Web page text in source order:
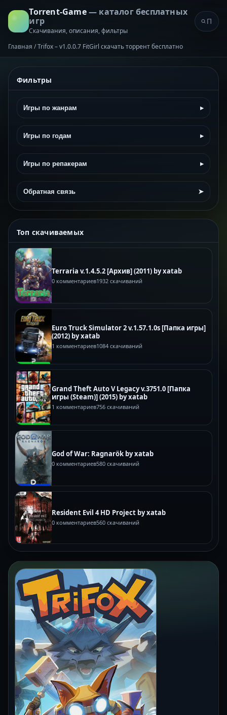
Torrent-Game— каталог бесплатных
игр
Скачивания, описания, фильтры
Главная /Trifox – v1.0.0.7 FitGirl скачать торрент бесплатно
Фильтры
Игры по жанрам ▸
Игры по годам ▸
Игры по репакерам ▸
Обратная связь ➤
Топ скачиваемых
Terraria v.1.4.5.2 [Архив] (2011) by xatab
0 комментариев1932 скачиваний
Euro Truck Simulator 2 v.1.57.1.0s [Папка игры]
(2012) by xatab
1 комментариев1084 скачиваний
Grand Theft Auto V Legacy v.3751.0 [Папка
игры (Steam)] (2015) by xatab
1 комментариев756 скачиваний
God of War: Ragnarök by xatab
0 комментариев580 скачиваний
Resident Evil 4 HD Project by xatab
0 комментариев560 скачиваний